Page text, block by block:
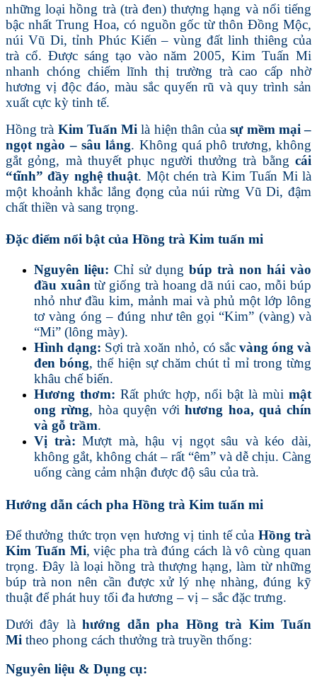
những loại hồng trà (trà đen) thượng hạng và nổi tiếng
bậc nhất Trung Hoa, có nguồn gốc từ thôn Đồng Mộc,
núi Vũ Di, tỉnh Phúc Kiến – vùng đất linh thiêng của
trà cổ. Được sáng tạo vào năm 2005, Kim Tuấn Mi
nhanh chóng chiếm lĩnh thị trường trà cao cấp nhờ
hương vị độc đáo, màu sắc quyến rũ và quy trình sản
xuất cực kỳ tinh tế.
Hồng trà Kim Tuấn Mi là hiện thân củasự mềm mại –
ngọt ngào – sâu lắng. Không quá phô trương, không
gắt gỏng, mà thuyết phục người thưởng trà bằng cái
“tĩnh” đầy nghệ thuật. Một chén trà Kim Tuấn Mi là
một khoảnh khắc lắng đọng của núi rừng Vũ Di, đậm
chất thiền và sang trọng.
Đặc điểm nổi bật của Hồng trà Kim tuấn mi
Nguyên liệu: Chỉ sử dụng búp trà non hái vào
đầu xuântừ giống trà hoang dã núi cao, mỗi búp
nhỏ như đầu kim, mảnh mai và phủ một lớp lông
tơ vàng óng – đúng như tên gọi “Kim” (vàng) và
“Mi” (lông mày).
Hình dạng: Sợi trà xoăn nhỏ, có sắc vàng óng và
đen bóng, thể hiện sự chăm chút tỉ mỉ trong từng
khâu chế biến.
Hương thơm: Rất phức hợp, nổi bật là mùimật
ong rừng, hòa quyện vớihương hoa, quả chín
và gỗ trầm.
Vị trà: Mượt mà, hậu vị ngọt sâu và kéo dài,
không gắt, không chát – rất “êm” và dễ chịu. Càng
uống càng cảm nhận được độ sâu của trà.
Hướng dẫn cách pha Hồng trà Kim tuấn mi
Để thưởng thức trọn vẹn hương vị tinh tế của Hồng trà
Kim Tuấn Mi, việc pha trà đúng cách là vô cùng quan
trọng. Đây là loại hồng trà thượng hạng, làm từ những
búp trà non nên cần được xử lý nhẹ nhàng, đúng kỹ
thuật để phát huy tối đa hương – vị – sắc đặc trưng.
Dưới đây làhướng dẫn pha Hồng trà Kim Tuấn
Mi theo phong cách thưởng trà truyền thống:
Nguyên liệu & Dụng cụ: